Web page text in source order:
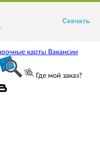
карты Вакансии
Где мой заказ?
Скачать